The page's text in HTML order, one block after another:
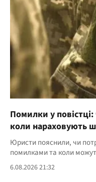
Помилки у
коли нараховують
Юристи пояснили, чи
помилками та коли
6.08.2026 21:32